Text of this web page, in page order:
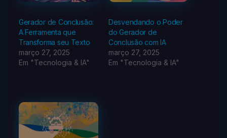
Gerador de Conclusão:
A Ferramenta que
Transforma seu Texto
março 27, 2025
Em "Tecnologia & IA"
Desvendando o Poder
do Gerador de
Conclusão com IA
março 27, 2025
Em "Tecnologia & IA"